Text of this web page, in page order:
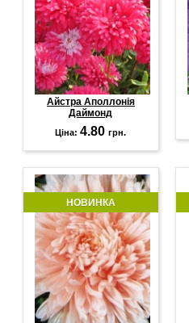
Айстра Аполлонія
Даймонд
Ціна:4.80грн.
НОВИНКА